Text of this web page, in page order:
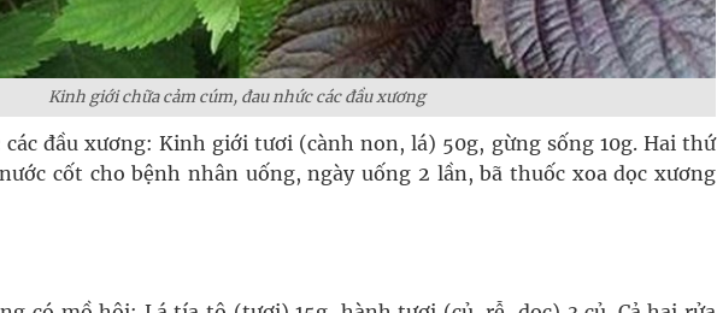
Kinh giới chữa cảm cúm, đau nhức các đầu xương
các đầu xương: Kinh giới tươi (cành non, lá) 50g, gừng sống 10g. Hai thứ
cốt cho bệnh nhân uống, ngày uống 2 lần, bã thuốc xoa dọc xương